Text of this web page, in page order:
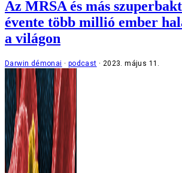
Az MRSA és más
évente több millió ember
a világon
Darwin démonai podcast 2023. május 11.